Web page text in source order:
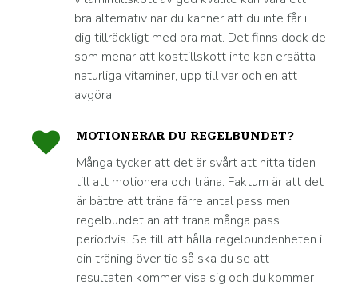
bra alternativ när du känner att du inte får i
dig tillräckligt med bra mat. Det finns dock de
som menar att kosttillskott inte kan ersätta
naturliga vitaminer, upp till var och en att
avgöra.
MOTIONERAR DU REGELBUNDET?
Många tycker att det är svårt att hitta tiden
till att motionera och träna. Faktum är att det
är bättre att träna färre antal pass men
regelbundet än att träna många pass
periodvis. Se till att hålla regelbundenheten i
din träning över tid så ska du se att
resultaten kommer visa sig och du kommer